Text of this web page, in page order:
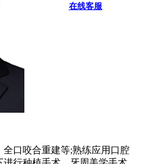
在线客服
口咬合重建等;熟练应用口腔